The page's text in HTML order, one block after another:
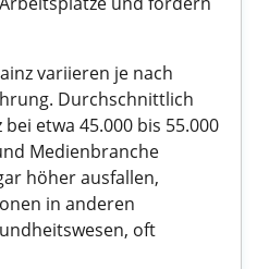
variieren je nach
Durchschnittlich
etwa 45.000 bis 55.000
Medienbranche
höher ausfallen,
in anderen
oft